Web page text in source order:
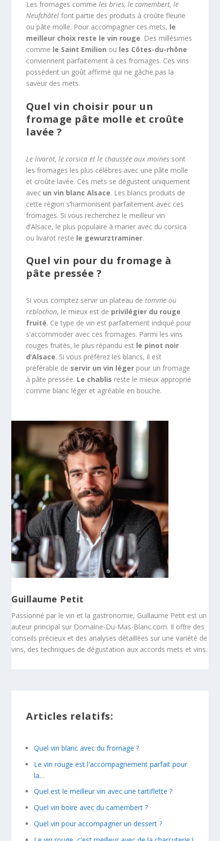
Les fromages commeles bries, le camembert, le
Neufchâtel font partie des produits à croûte fleurie
ou pâte molle. Pour accompagner ces mets, le
meilleur choix reste le vin rouge. Des millésimes
comme le Saint Emilion ou les Côtes-du-rhône
conviennent parfaitement à ces fromages. Ces vins
possèdent un goût affirmé qui ne gâche pas la
saveur des mets.
Quel vin choisir pour un
fromage pâte molle et croûte
lavée ?
Le livarot, le corsica et le chaussée aux moines sont
les fromages les plus célèbres avec une pâte molle
et croûte lavée. Ces mets se dégustent uniquement
avec un vin blanc Alsace. Les blancs produits de
cette région s’harmonisent parfaitement avec ces
fromages. Si vous recherchez le meilleur vin
d’Alsace, le plus populaire à marier avec du corsica
ou livarot reste le gewurztraminer.
Quel vin pour du fromage à
pâte pressée ?
Si vous comptez servir un plateau detomme ou
reblochon, le mieux est de privilégier du rouge
fruité. Ce type de vin est parfaitement indiqué pour
s’accommoder avec ces fromages. Parmi les vins
rouges fruités, le plus répandu est le pinot noir
d’Alsace. Si vous préférez les blancs, il est
préférable de servir un vin léger pour un fromage
à pâte pressée. Le chablis reste le mieux approprié
comme blanc léger et agréable en bouche.
Guillaume Petit
Passionné par le vin et la gastronomie, Guillaume Petit est un
auteur principal sur Domaine-Du-Mas-Blanc.com. Il offre des
conseils précieux et des analyses détaillées sur une variété de
vins, des techniques de dégustation aux accords mets et vins.
Articles relatifs:
Quel vin blanc avec du fromage ?
Le vin rouge est l'accompagnement parfait pour
la…
Quel est le meilleur vin avec une tartiflette ?
Quel vin boire avec du camembert ?
Quel vin pour accompagner un dessert ?